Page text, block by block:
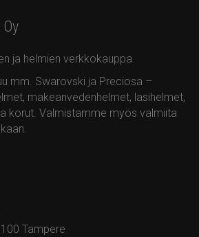
ja helmien verkkokauppa.
mm. Swarovski ja Preciosa –
makeanvedenhelmet, lasihelmet,
korut. Valmistamme myös valmiita
Tampere